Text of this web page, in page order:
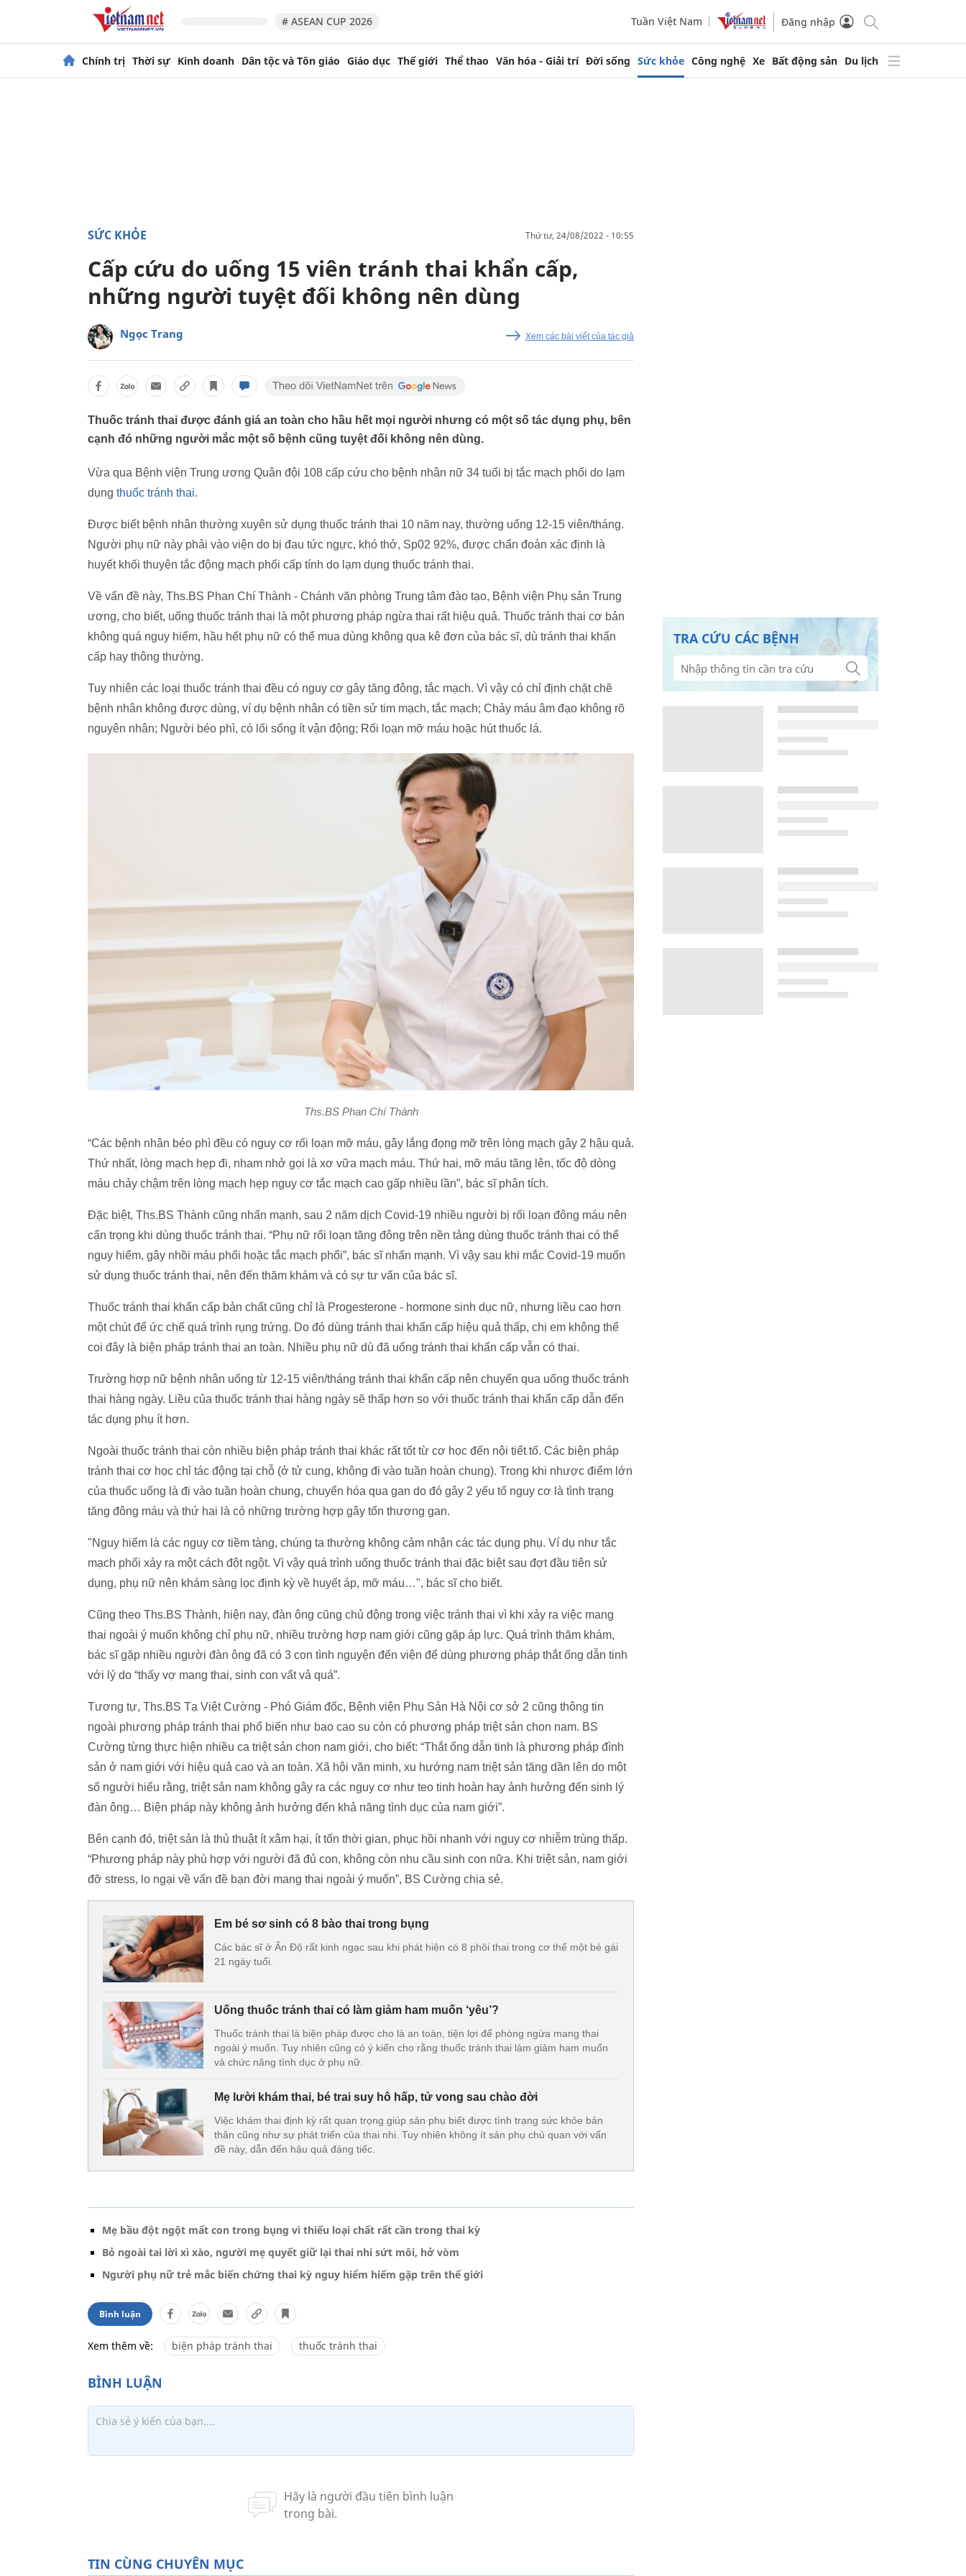
# ASEAN CUP 2026 Tuần Việt Nam Đăng nhập
Chính trị Thời sự Kinh doanh Dân tộc và Tôn giáo Giáo dục Thế giới Thể thao Văn hóa - Giải trí Đời sống Sức khỏe Công nghệ Xe Bất động sản Du lịch
SỨC KHỎE thứ tư, 24/08/2022 - 10:55
Cấp cứu do uống 15 viên tránh thai khẩn cấp,
những người tuyệt đối không nên dùng
Ngọc Trang Xem các bài viết của tác giả
Thuốc tránh thai được đánh giá an toàn cho hầu hết mọi người nhưng có một số tác dụng phụ, bên
cạnh đó những người mắc một số bệnh cũng tuyệt đối không nên dùng.
Vừa qua Bệnh viện Trung ương Quân đội 108 cấp cứu cho bệnh nhân nữ 34 tuổi bị tắc mạch phổi do lạm
dụng thuốc tránh thai.
Được biết bệnh nhân thường xuyên sử dụng thuốc tránh thai 10 năm nay, thường uống 12-15 viên/tháng.
Người phụ nữ này phải vào viện do bị đau tức ngực, khó thở, Sp02 92%, được chẩn đoán xác định là
huyết khối thuyên tắc động mạch phổi cấp tính do lạm dụng thuốc tránh thai.
Về vấn đề này, Ths.BS Phan Chí Thành - Chánh văn phòng Trung tâm đào tạo, Bệnh viện Phụ sản Trung
ương, cho biết, uống thuốc tránh thai là một phương pháp ngừa thai rất hiệu quả. Thuốc tránh thai cơ bản
không quá nguy hiểm, hầu hết phụ nữ có thể mua dùng không qua kê đơn của bác sĩ, dù tránh thai khẩn
cấp hay thông thường.
Tuy nhiên các loại thuốc tránh thai đều có nguy cơ gây tăng đông, tắc mạch. Vì vậy có chỉ định chặt chẽ
bệnh nhân không được dùng, ví dụ bệnh nhân có tiền sử tim mạch, tắc mạch; Chảy máu âm đạo không rõ
nguyên nhân; Người béo phì, có lối sống ít vận động; Rối loạn mỡ máu hoặc hút thuốc lá.
Ths.BS Phan Chí Thành
“Các bệnh nhân béo phì đều có nguy cơ rối loạn mỡ máu, gây lắng đọng mỡ trên lòng mạch gây 2 hậu quả.
Thứ nhất, lòng mạch hẹp đi, nham nhở gọi là xơ vữa mạch máu. Thứ hai, mỡ máu tăng lên, tốc độ dòng
máu chảy chậm trên lòng mạch hẹp nguy cơ tắc mạch cao gấp nhiều lần”, bác sĩ phân tích.
Đặc biệt, Ths.BS Thành cũng nhấn mạnh, sau 2 năm dịch Covid-19 nhiều người bị rối loạn đông máu nên
cẩn trọng khi dùng thuốc tránh thai. “Phụ nữ rối loạn tăng đông trên nền tảng dùng thuốc tránh thai có thể
nguy hiểm, gây nhồi máu phổi hoặc tắc mạch phổi”, bác sĩ nhấn mạnh. Vì vậy sau khi mắc Covid-19 muốn
sử dụng thuốc tránh thai, nên đến thăm khám và có sự tư vấn của bác sĩ.
Thuốc tránh thai khẩn cấp bản chất cũng chỉ là Progesterone - hormone sinh dục nữ, nhưng liều cao hơn
một chút để ức chế quá trình rụng trứng. Do đó dùng tránh thai khẩn cấp hiệu quả thấp, chị em không thể
coi đây là biện pháp tránh thai an toàn. Nhiều phụ nữ dù đã uống tránh thai khẩn cấp vẫn có thai.
Trường hợp nữ bệnh nhân uống từ 12-15 viên/tháng tránh thai khẩn cấp nên chuyển qua uống thuốc tránh
thai hàng ngày. Liều của thuốc tránh thai hàng ngày sẽ thấp hơn so với thuốc tránh thai khẩn cấp dẫn đến
tác dụng phụ ít hơn.
Ngoài thuốc tránh thai còn nhiều biện pháp tránh thai khác rất tốt từ cơ học đến nội tiết tố. Các biện pháp
tránh thai cơ học chỉ tác động tại chỗ (ở tử cung, không đi vào tuần hoàn chung). Trong khi nhược điểm lớn
của thuốc uống là đi vào tuần hoàn chung, chuyển hóa qua gan do đó gây 2 yếu tố nguy cơ là tình trạng
tăng đông máu và thứ hai là có những trường hợp gây tổn thương gan.
"Nguy hiểm là các nguy cơ tiềm tàng, chúng ta thường không cảm nhận các tác dụng phụ. Ví dụ như tắc
mạch phổi xảy ra một cách đột ngột. Vì vậy quá trình uống thuốc tránh thai đặc biệt sau đợt đầu tiên sử
dụng, phụ nữ nên khám sàng lọc định kỳ về huyết áp, mỡ máu…", bác sĩ cho biết.
Cũng theo Ths.BS Thành, hiện nay, đàn ông cũng chủ động trong việc tránh thai vì khi xảy ra việc mang
thai ngoài ý muốn không chỉ phụ nữ, nhiều trường hợp nam giới cũng gặp áp lực. Quá trình thăm khám,
bác sĩ gặp nhiều người đàn ông đã có 3 con tình nguyện đến viện để dùng phương pháp thắt ống dẫn tinh
với lý do “thấy vợ mang thai, sinh con vất vả quá”.
Tương tự, Ths.BS Tạ Việt Cường - Phó Giám đốc, Bệnh viện Phụ Sản Hà Nội cơ sở 2 cũng thông tin
ngoài phương pháp tránh thai phổ biến như bao cao su còn có phương pháp triệt sản chon nam. BS
Cường từng thực hiện nhiều ca triệt sản chon nam giới, cho biết: “Thắt ống dẫn tinh là phương pháp đình
sản ở nam giới với hiệu quả cao và an toàn. Xã hội văn minh, xu hướng nam triệt sản tăng dần lên do một
số người hiểu rằng, triệt sản nam không gây ra các nguy cơ như teo tinh hoàn hay ảnh hưởng đến sinh lý
đàn ông… Biện pháp này không ảnh hưởng đến khả năng tình dục của nam giới”.
Bên cạnh đó, triệt sản là thủ thuật ít xâm hại, ít tốn thời gian, phục hồi nhanh với nguy cơ nhiễm trùng thấp.
“Phương pháp này phù hợp với người đã đủ con, không còn nhu cầu sinh con nữa. Khi triệt sản, nam giới
đỡ stress, lo ngại về vấn đề bạn đời mang thai ngoài ý muốn”, BS Cường chia sẻ.
Em bé sơ sinh có 8 bào thai trong bụng
Các bác sĩ ở Ấn Độ rất kinh ngạc sau khi phát hiện có 8 phôi thai trong cơ thể một bé gái
21 ngày tuổi.
Uống thuốc tránh thai có làm giảm ham muốn ‘yêu’?
Thuốc tránh thai là biện pháp được cho là an toàn, tiện lợi để phòng ngừa mang thai
ngoài ý muốn. Tuy nhiên cũng có ý kiến cho rằng thuốc tránh thai làm giảm ham muốn
và chức năng tình dục ở phụ nữ.
Mẹ lười khám thai, bé trai suy hô hấp, tử vong sau chào đời
Việc khám thai định kỳ rất quan trọng giúp sản phụ biết được tình trạng sức khỏe bản
thân cũng như sự phát triển của thai nhi. Tuy nhiên không ít sản phụ chủ quan với vấn
đề này, dẫn đến hậu quả đáng tiếc.
TRA CỨU CÁC BỆNH
Mẹ bầu đột ngột mất con trong bụng vì thiếu loại chất rất cần trong thai kỳ
Bỏ ngoài tai lời xì xào, người mẹ quyết giữ lại thai nhi sứt môi, hở vòm
Người phụ nữ trẻ mắc biến chứng thai kỳ nguy hiểm hiếm gặp trên thế giới
Bình luận
Xem thêm về: biện pháp tránh thai thuốc tránh thai
TIN CÙNG CHUYÊN MỤC